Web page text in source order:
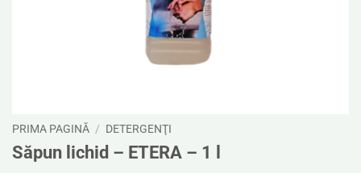
PRIMA PAGINĂ / DETERGENŢI
Săpun lichid – ETERA – 1 l